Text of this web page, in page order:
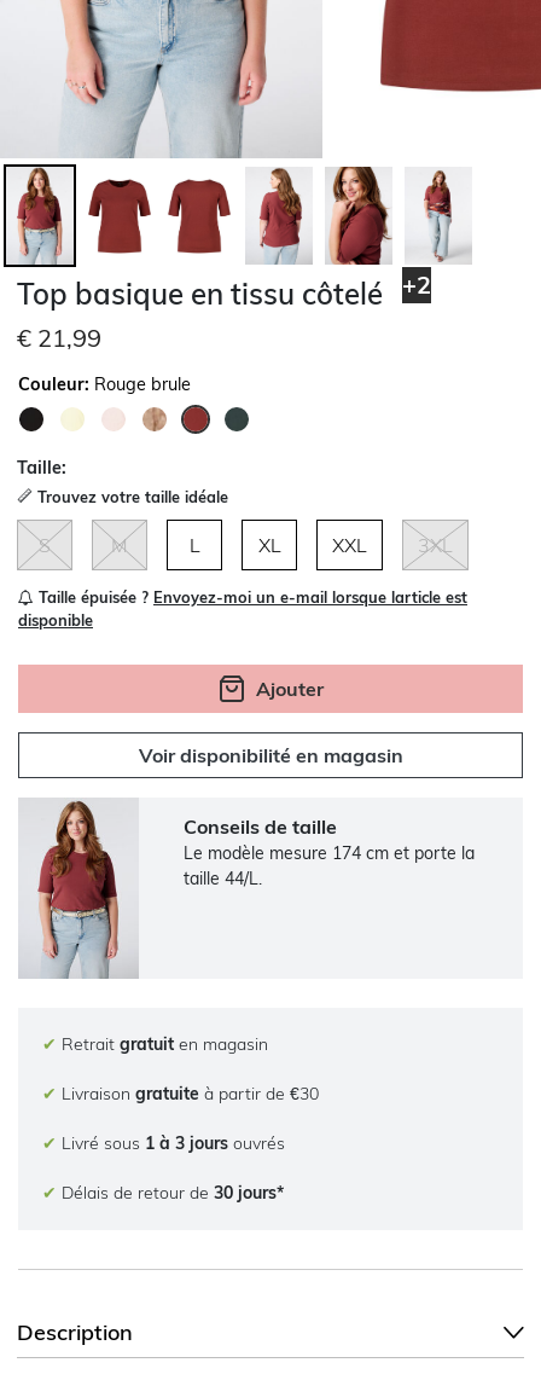
+2
Top basique en tissu côtelé
€ 21,99
Couleur: Rouge brule
Taille:
Trouvez votre taille idéale
S M L XL XXL 3XL
Taille épuisée ? Envoyez-moi un e-mail lorsque larticle est
disponible
Ajouter
Voir disponibilité en magasin
Conseils de taille
Le modèle mesure 174 cm et porte la
taille 44/L.
✔ Retrait gratuit en magasin
✔ Livraison gratuite à partir de €30
✔ Livré sous 1 à 3 jours ouvrés
✔ Délais de retour de 30 jours*
Description